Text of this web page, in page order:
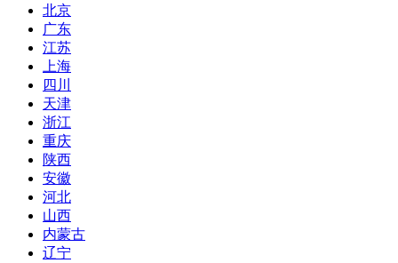
北京
广东
江苏
上海
四川
天津
浙江
重庆
陕西
安徽
河北
山西
内蒙古
辽宁